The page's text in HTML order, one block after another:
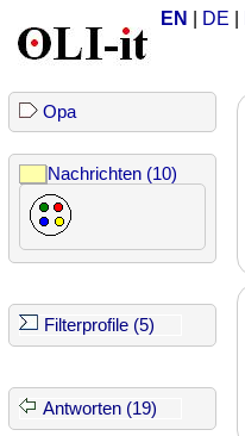
EN DE
Opa
Nachrichten (10)
Filterprofile (5)
Antworten (19)